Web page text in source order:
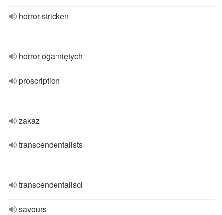
horror-stricken
horror ogarniętych
proscription
zakaz
transcendentalists
transcendentaliści
savours